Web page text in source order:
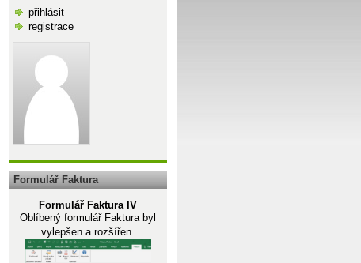
přihlásit
registrace
Formulář Faktura
Formulář Faktura IV
Oblíbený formulář Faktura byl
vylepšen a rozšířen.